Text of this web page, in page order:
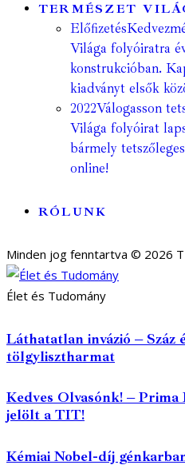
TERMÉSZET
Előfizetés
Világa folyóiratra
konstrukcióban.
kiadványt elsők
2022Válogasson
Világa folyóirat
bármely
online!
RÓLUNK
Minden jog fenntartva © 2026
Élet és Tudomány
Láthatatlan invázió – Száz
tölgylisztharmat
Kedves Olvasónk! – Prima
jelölt a TIT!
Kémiai Nobel-díj